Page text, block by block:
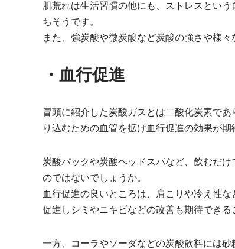
肌荒れは生活習慣の他にも、ストレスとい
ちそうです。
また、強炭酸や微炭酸など炭酸の強さや様
・血行促進
冒頭に紹介した炭酸ガスとは二酸化炭素で
り込むための血管を拡げ血行促進の効果が期
炭酸パックや炭酸ヘッドスパなど、飲むだ
のではないでしょうか。
血行促進の良いところは、肩こりや冷え性
促進しシミやニキビなどの改善も期待できる
一方、コーラやソーダなどの炭酸飲料には